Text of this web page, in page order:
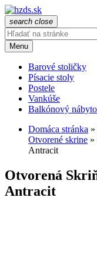
search close
Menu
Barové stoličky
Písacie stoly
Postele
Vankúše
Balkónový
Domáca stránka »
Otvorené skrine »
Antracit
Otvorená
Antracit